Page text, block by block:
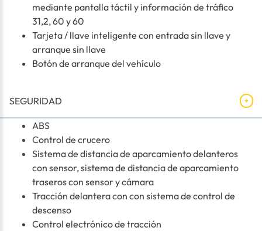
mediante pantalla táctil y información de tráfico
31,2, 60 y 60
Tarjeta / llave inteligente con entrada sin llave y
arranque sin llave
Botón de arranque del vehículo
SEGURIDAD
ABS
Control de crucero
Sistema de distancia de aparcamiento delanteros
con sensor, sistema de distancia de aparcamiento
traseros con sensor y cámara
Tracción delantera con con sistema de control de
descenso
Control electrónico de tracción